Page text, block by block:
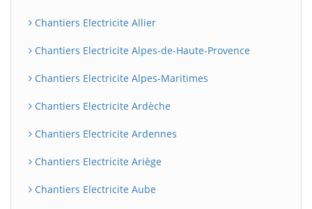
Chantiers Electricite Allier
Chantiers Electricite Alpes-de-Haute-Provence
Chantiers Electricite Alpes-Maritimes
Chantiers Electricite Ardèche
Chantiers Electricite Ardennes
Chantiers Electricite Ariège
Chantiers Electricite Aube